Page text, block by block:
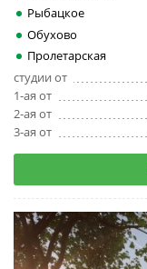
Рыбацкое
Обухово
Пролетарская
студии от
1-ая от
2-ая от
3-ая от